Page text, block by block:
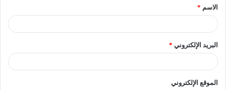
الاسم *
البريد الإلكتروني *
الموقع الإلكتروني